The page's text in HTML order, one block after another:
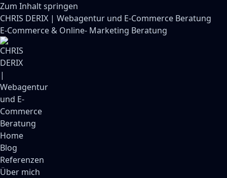
Zum Inhalt springen
CHRIS DERIX | Webagentur und E-Commerce Beratung
E-Commerce & Online- Marketing Beratung
Home
Blog
Referenzen
Über mich